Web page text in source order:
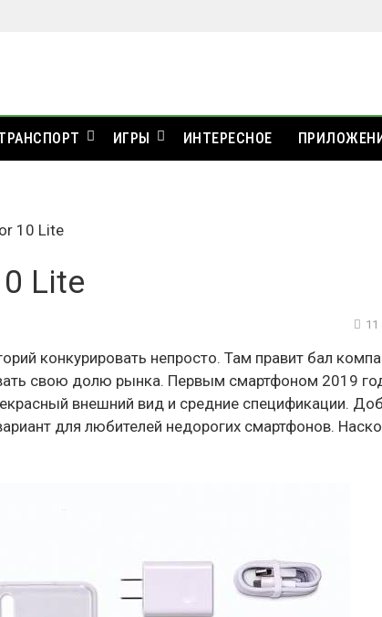
ИГРЫ ИНТЕРЕСНОЕ
10 Lite
Lite
11
конкурировать непросто. Там правит бал
свою долю рынка. Первым смартфоном 2019
внешний вид и средние спецификации.
для любителей недорогих смартфонов.